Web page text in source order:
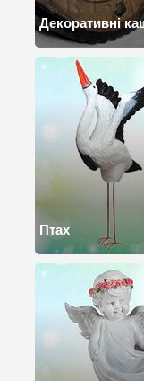
Декоративні
Птах